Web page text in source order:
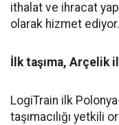
ithalat ve ihracat
olarak hizmet ediyor.
İlk taşıma, Arçelik
LogiTrain ilk
taşımacılığı yetkili